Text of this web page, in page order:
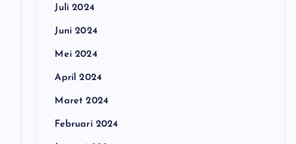
Juli 2024
Juni 2024
Mei 2024
April 2024
Maret 2024
Februari 2024